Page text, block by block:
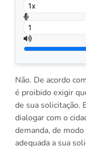
Não. De acordo
é proibido exigir
de sua solicitação.
dialogar com o
demanda, de
adequada a sua